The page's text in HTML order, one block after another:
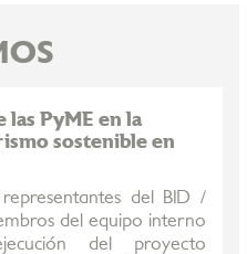
las PyME en la
sostenible en
del BID /
del equipo interno
del proyecto